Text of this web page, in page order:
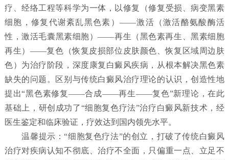
疗、经络工程等科学为一体，以修复（修复受损、病变黑素
细胞，修复代谢紊乱黑色素）——激活（激活酪氨酸酶活
性，激活毛囊黑素细胞）——再生（黑色素再生、黑素细胞
再生）——复色（恢复皮损部位皮肤颜色、恢复区域周边肤
色）为治疗阶段，深度康复白癜风疾病，从根本解决黑色素
缺失的问题。区别与传统白癜风治疗理论的认识，创造性地
提出“黑色素修复——合成——再生——复色”新理论，在此
基础上，研创成功了“细胞复色疗法”治疗白癜风新技术，经
医生鉴定和临床验证，疗效达到国内领先水平。
温馨提示：“细胞复色疗法”的创立，打破了传统白癜风
治疗对疾病认知不彻底、治疗不全面，只偏重一点、立足不